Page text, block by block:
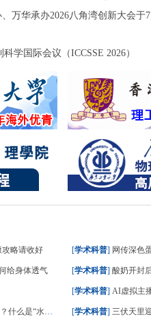
万华承办2026八角湾创新大会于
学国际会议（ICCSSE 2026）
略请收好
给身体透气
服”？一文了解
[学术科普] 网传深色蛋
[学术科普] 酸奶开封
[学术科普] AI虚拟主播
[学术科普] 三伏天里